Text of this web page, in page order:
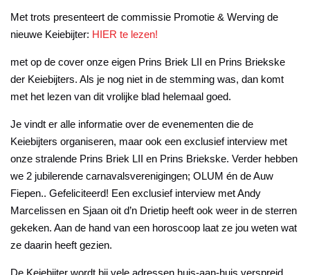
Met trots presenteert de commissie Promotie & Werving de
nieuwe Keiebijter: HIER te lezen!
met op de cover onze eigen Prins Briek LII en Prins Briekske
der Keiebijters. Als je nog niet in de stemming was, dan komt
met het lezen van dit vrolijke blad helemaal goed.
Je vindt er alle informatie over de evenementen die de
Keiebijters organiseren, maar ook een exclusief interview met
onze stralende Prins Briek LII en Prins Briekske. Verder hebben
we 2 jubilerende carnavalsverenigingen; OLUM én de Auw
Fiepen.. Gefeliciteerd! Een exclusief interview met Andy
Marcelissen en Sjaan oit d’n Drietip heeft ook weer in de sterren
gekeken. Aan de hand van een horoscoop laat ze jou weten wat
ze daarin heeft gezien.
De Keiebijter wordt bij vele adressen huis-aan-huis verspreid.